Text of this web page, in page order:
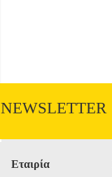
NEWSLETTER
Εταιρία